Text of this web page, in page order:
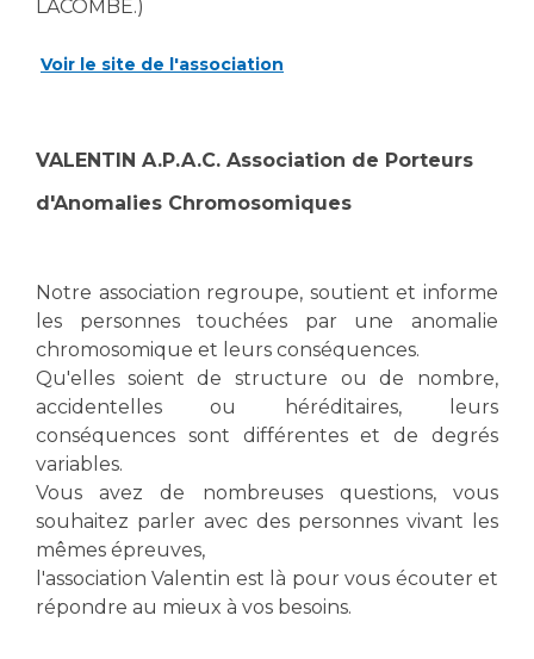
LACOMBE.)
Voir le site de l'association
VALENTIN A.P.A.C. Association de Porteurs
d'Anomalies Chromosomiques
Notre association regroupe, soutient et informe
les personnes touchées par une anomalie
chromosomique et leurs conséquences.
Qu'elles soient de structure ou de nombre,
accidentelles ou héréditaires, leurs
conséquences sont différentes et de degrés
variables.
Vous avez de nombreuses questions, vous
souhaitez parler avec des personnes vivant les
mêmes épreuves,
l'association Valentin est là pour vous écouter et
répondre au mieux à vos besoins.